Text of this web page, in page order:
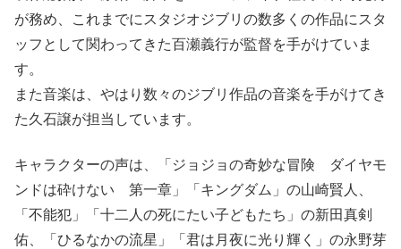
が務め、これまでにスタジオジブリの数多くの作品にスタ
ッフとして関わってきた百瀬義行が監督を手がけていま
す。
また音楽は、やはり数々のジブリ作品の音楽を手がけてき
た久石譲が担当しています。
キャラクターの声は、「ジョジョの奇妙な冒険 ダイヤモ
ンドは砕けない 第一章」「キングダム」の山崎賢人、
「不能犯」「十二人の死にたい子どもたち」の新田真剣
佑、「ひるなかの流星」「君は月夜に光り輝く」の永野芽